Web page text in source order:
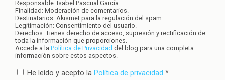
Responsable: Isabel Pascual García
Finalidad: Moderación de comentarios.
Destinatarios: Akismet para la regulación del spam.
Legitimación: Consentimiento del usuario.
Derechos: Tienes derecho de acceso, supresión y rectificación de
toda la información que proporciones.
Accede a la Política de Privacidad del blog para una completa
información sobre estos aspectos.
He leído y acepto la Política de privacidad *